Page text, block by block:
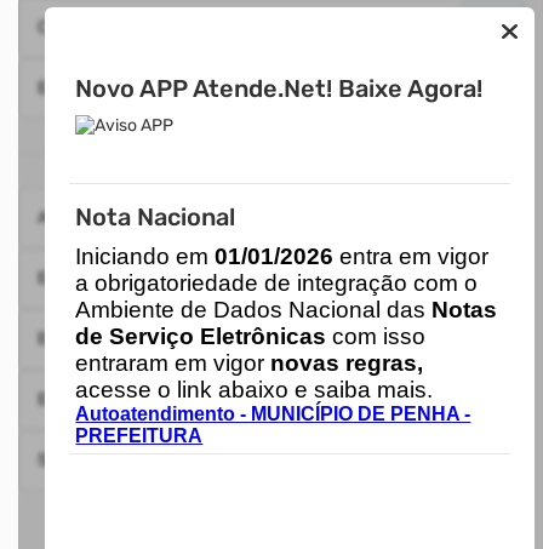
Novo APP Atende.Net! Baixe Agora!
Nota Nacional
Iniciando em01/01/2026 entra em vigor
a obrigatoriedade de integração com o
Ambiente de Dados Nacional das Notas
de Serviço Eletrônicas com isso
entraram em vigor novas regras,
acesse o link abaixo e saiba mais.
Autoatendimento - MUNICÍPIO DE PENHA -
PREFEITURA
Extrato do Contribuinte
Acesso ao Sistema Fiscal
Emissão de Guias IPTU
Emissão do Recibo de Pagamento
Emissão da Certidão Negativa de Débitos - CND
Solicitação de Acesso 5